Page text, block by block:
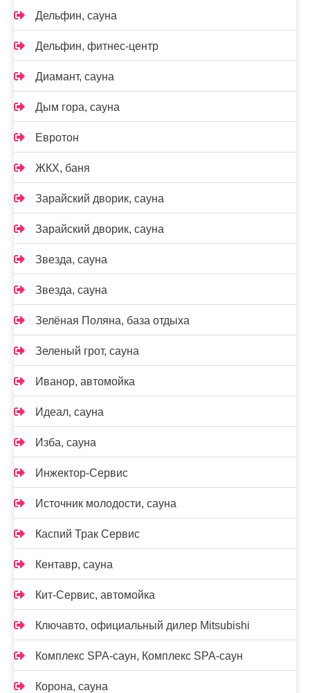
Дельфин, сауна
Дельфин, фитнес-центр
Диамант, сауна
Дым гора, сауна
Евротон
ЖКХ, баня
Зарайский дворик, сауна
Зарайский дворик, сауна
Звезда, сауна
Звезда, сауна
Зелёная Поляна, база отдыха
Зеленый грот, сауна
Иванор, автомойка
Идеал, сауна
Изба, сауна
Инжектор-Сервис
Источник молодости, сауна
Каспий Трак Сервис
Кентавр, сауна
Кит-Сервис, автомойка
Ключавто, официальный дилер Mitsubishi
Комплекс SPA-саун, Комплекс SPA-саун
Корона, сауна